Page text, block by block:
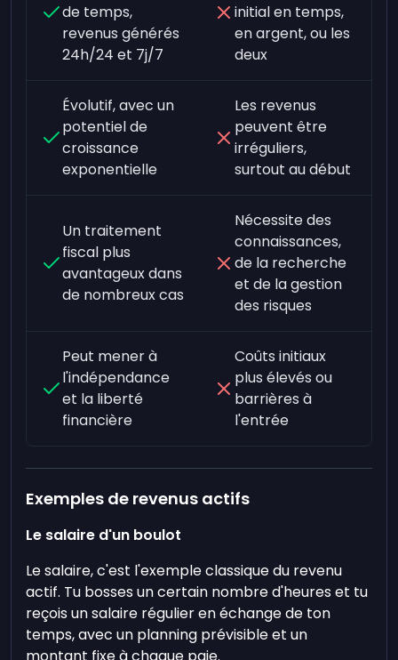
de temps,
revenus générés
24h/24 et 7j/7
initial en temps,
en argent, ou les
deux
Évolutif, avec un
potentiel de
croissance
exponentielle
Les revenus
peuvent être
irréguliers,
surtout au début
Un traitement
fiscal plus
avantageux dans
de nombreux cas
Nécessite des
connaissances,
de la recherche
et de la gestion
des risques
Peut mener à
l'indépendance
et la liberté
financière
Coûts initiaux
plus élevés ou
barrières à
l'entrée
Exemples de revenus actifs
Le salaire d'un boulot
Le salaire, c'est l'exemple classique du revenu
actif. Tu bosses un certain nombre d'heures et tu
reçois un salaire régulier en échange de ton
temps, avec un planning prévisible et un